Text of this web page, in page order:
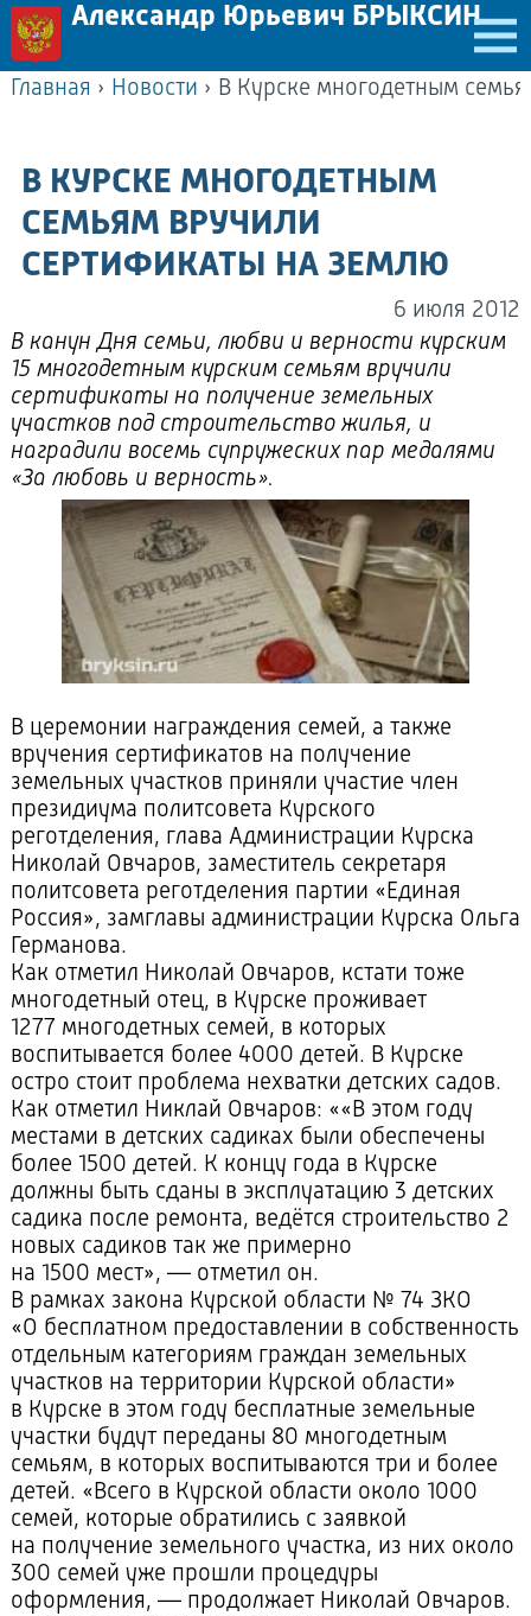
Александр Юрьевич БРЫКСИН
Главная › Новости ›
В КУРСКЕ МНОГОДЕТНЫМ
СЕМЬЯМ ВРУЧИЛИ
СЕРТИФИКАТЫ НА ЗЕМЛЮ
6 июля 2012
В канун Дня семьи, любви и верности курским
15 многодетным курским семьям вручили
сертификаты на получение земельных
участков под строительство жилья, и
наградили восемь супружеских пар медалями
«За любовь и верность».
В церемонии награждения семей, а также
вручения сертификатов на получение
земельных участков приняли участие член
президиума политсовета Курского
реготделения, глава Администрации Курска
Николай Овчаров, заместитель секретаря
политсовета реготделения партии «Единая
Россия», замглавы администрации Курска Ольга
Германова.
Как отметил Николай Овчаров, кстати тоже
многодетный отец, в Курске проживает
1277 многодетных семей, в которых
воспитывается более 4000 детей. В Курске
остро стоит проблема нехватки детских садов.
Как отметил Никлай Овчаров: ««В этом году
местами в детских садиках были обеспечены
более 1500 детей. К концу года в Курске
должны быть сданы в эксплуатацию 3 детских
садика после ремонта, ведётся строительство 2
новых садиков так же примерно
на 1500 мест», — отметил он.
В рамках закона Курской области № 74 ЗКО
«О бесплатном предоставлении в собственность
отдельным категориям граждан земельных
участков на территории Курской области»
в Курске в этом году бесплатные земельные
участки будут переданы 80 многодетным
семьям, в которых воспитываются три и более
детей. «Всего в Курской области около 1000
семей, которые обратились с заявкой
на получение земельного участка, из них около
300 семей уже прошли процедуры
оформления, — продолжает Николай Овчаров.